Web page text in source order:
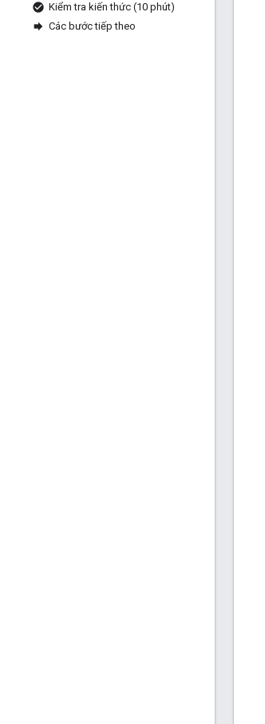
Kiểm tra kiến thức (10 phút)
Các bước tiếp theo